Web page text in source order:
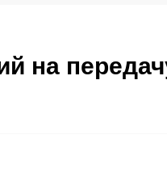
на